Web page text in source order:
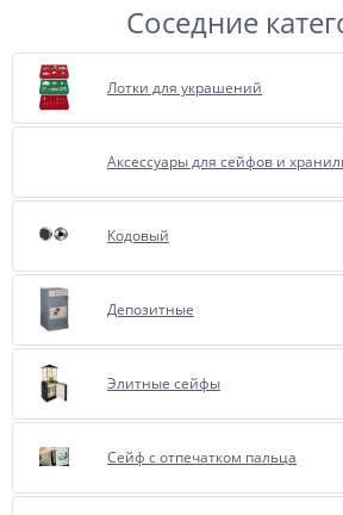
Отделка бархатом или
полюбившиеся, нашими
отделку сейфа бархатом.
имеет приятные
повреждения имущество.
итальянского
Соседние
Лотки для украшений
Аксессуары для сейфов и
Кодовый
Депозитные
Элитные сейфы
Сейф с отпечатком пальца